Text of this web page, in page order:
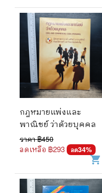
กฎหมายแพ่งและ
พาณิชย์ ว่าด้วยบุคคล
ราคา ฿450
ลดเหลือ ฿293 ลด34%
shopping_cart